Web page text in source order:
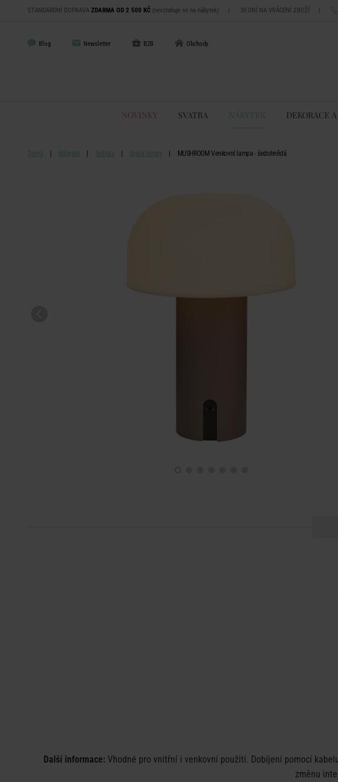
STANDARDNÍ DOPRAVA ZDARMA OD 2 500 KČ (nevztahuje se na nábytek) | 30 DNÍ NA VRÁCENÍ ZBOŽÍ |
Blog Newsletter B2B Obchody
NOVINKY SVATBA NÁBYTEK DEKORACE
Domů Nábytek Svítidla Stolní lampy MUSHROOM Venkovní lampa - šedohnědá
Další informace: Vhodné pro vnitřní i venkovní použití. Dobíjení pomocí
změnu